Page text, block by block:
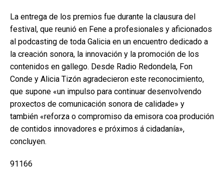
La entrega de los premios fue durante la clausura del
festival, que reunió en Fene a profesionales y aficionados
al podcasting de toda Galicia en un encuentro dedicado a
la creación sonora, la innovación y la promoción de los
contenidos en gallego. Desde Radio Redondela, Fon
Conde y Alicia Tizón agradecieron este reconocimiento,
que supone «un impulso para continuar desenvolvendo
proxectos de comunicación sonora de calidade» y
también «reforza o compromiso da emisora coa produción
de contidos innovadores e próximos á cidadanía»,
concluyen.
91166